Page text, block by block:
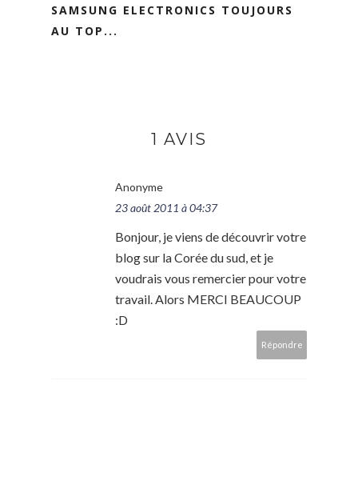
SAMSUNG ELECTRONICS TOUJOURS
AU TOP...
1 AVIS
Anonyme
23 août 2011 à 04:37
Bonjour, je viens de découvrir votre
blog sur la Corée du sud, et je
voudrais vous remercier pour votre
travail. Alors MERCI BEAUCOUP
:D
Répondre